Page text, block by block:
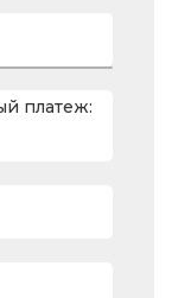
платеж: